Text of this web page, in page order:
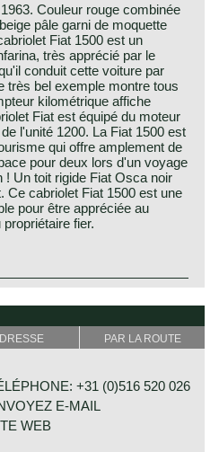
Couleur rouge combinée
pâle garni de moquette
Fiat 1500 est un
très apprécié par le
conduit cette voiture par
très bel exemple montre tous
kilométrique affiche
Fiat est équipé du moteur
l'unité 1200. La Fiat 1500 est
qui offre amplement de
pour deux lors d'un voyage
Un toit rigide Fiat Osca noir
Ce cabriolet Fiat 1500 est une
pour être appréciée au
fier.
the light of day in the year
the year 1959. The
the same as the 1200, only
air intake) were altered.
capabilities of the 1500 were
The bigger engine however
and a higher top-speed.
extra horsepower and the
PAR LA ROUTE
+31 (0)516 520 026
E-MAIL
WEB